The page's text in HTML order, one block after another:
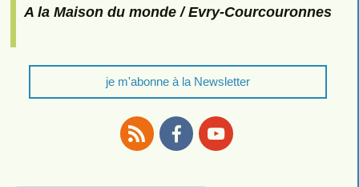
A la Maison du monde / Evry-Courcouronnes
je m'abonne à la Newsletter